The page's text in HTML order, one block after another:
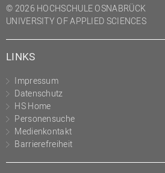
Studium und Lehre
© 2026 HOCHSCHULE OSNABRÜCK
UNIVERSITY OF APPLIED SCIENCES
LINKS
Impressum
Datenschutz
HS Home
Personensuche
Medienkontakt
Barrierefreiheit